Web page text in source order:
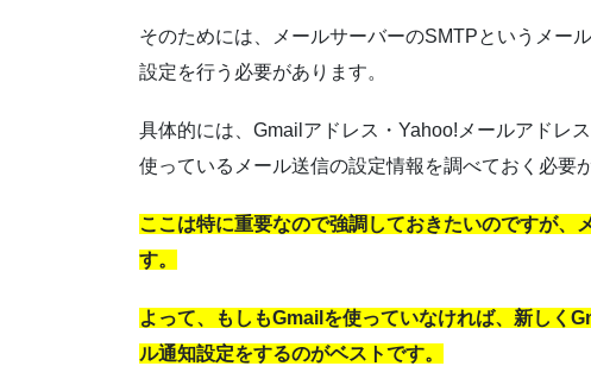
そのためには、メールサーバーのSMTPというメー
設定を行う必要があります。
具体的には、Gmailアドレス・Yahoo!メールアドレ
使っているメール送信の設定情報を調べておく必要
ここは特に重要なので強調しておきたいのですが
す。
よって、もしもGmailを使っていなければ、新しく
ル通知設定をするのがベストです。